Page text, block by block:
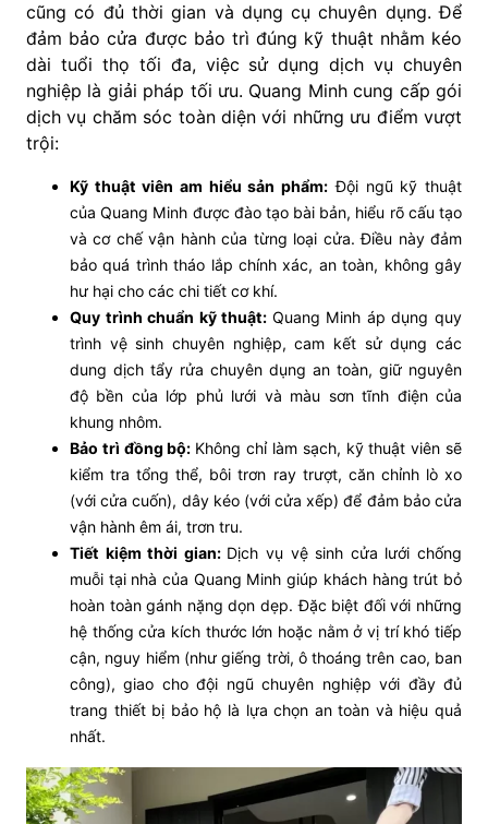
cũng có đủ thời gian và dụng cụ chuyên dụng. Để
đảm bảo cửa được bảo trì đúng kỹ thuật nhằm kéo
dài tuổi thọ tối đa, việc sử dụng dịch vụ chuyên
nghiệp là giải pháp tối ưu. Quang Minh cung cấp gói
dịch vụ chăm sóc toàn diện với những ưu điểm vượt
trội:
Kỹ thuật viên am hiểu sản phẩm: Đội ngũ kỹ thuật
của Quang Minh được đào tạo bài bản, hiểu rõ cấu tạo
và cơ chế vận hành của từng loại cửa. Điều này đảm
bảo quá trình tháo lắp chính xác, an toàn, không gây
hư hại cho các chi tiết cơ khí.
Quy trình chuẩn kỹ thuật: Quang Minh áp dụng quy
trình vệ sinh chuyên nghiệp, cam kết sử dụng các
dung dịch tẩy rửa chuyên dụng an toàn, giữ nguyên
độ bền của lớp phủ lưới và màu sơn tĩnh điện của
khung nhôm.
Bảo trì đồng bộ: Không chỉ làm sạch, kỹ thuật viên sẽ
kiểm tra tổng thể, bôi trơn ray trượt, căn chỉnh lò xo
(với cửa cuốn), dây kéo (với cửa xếp) để đảm bảo cửa
vận hành êm ái, trơn tru.
Tiết kiệm thời gian: Dịch vụ vệ sinh cửa lưới chống
muỗi tại nhà của Quang Minh giúp khách hàng trút bỏ
hoàn toàn gánh nặng dọn dẹp. Đặc biệt đối với những
hệ thống cửa kích thước lớn hoặc nằm ở vị trí khó tiếp
cận, nguy hiểm (như giếng trời, ô thoáng trên cao, ban
công), giao cho đội ngũ chuyên nghiệp với đầy đủ
trang thiết bị bảo hộ là lựa chọn an toàn và hiệu quả
nhất.